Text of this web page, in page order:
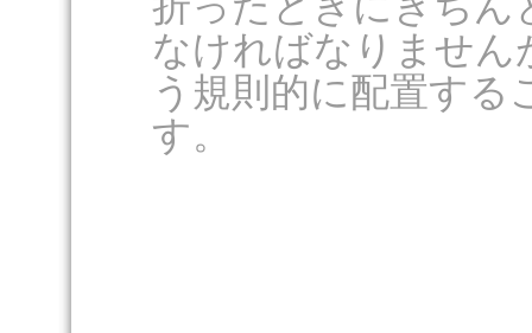
なければなりません
う規則的に配置する
す。